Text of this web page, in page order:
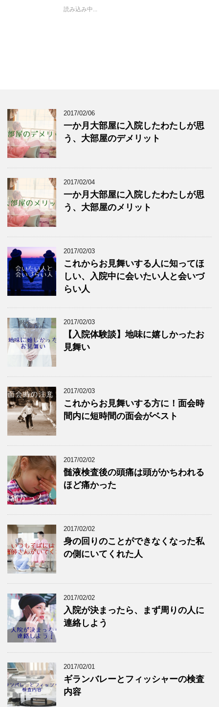
読み込み中...
2017/02/06
一か月大部屋に入院したわたしが思
う、大部屋のデメリット
2017/02/04
一か月大部屋に入院したわたしが思
う、大部屋のメリット
2017/02/03
これからお見舞いする人に知ってほ
しい、入院中に会いたい人と会いづ
らい人
2017/02/03
【入院体験談】地味に嬉しかったお
見舞い
2017/02/03
これからお見舞いする方に！面会時
間内に短時間の面会がベスト
2017/02/02
髄液検査後の頭痛は頭がかちわれる
ほど痛かった
2017/02/02
身の回りのことができなくなった私
の側にいてくれた人
2017/02/02
入院が決まったら、まず周りの人に
連絡しよう
2017/02/01
ギランバレーとフィッシャーの検査
内容